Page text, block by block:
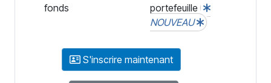
fonds
portefeuille
NOUVEAU
S'inscrire maintenant